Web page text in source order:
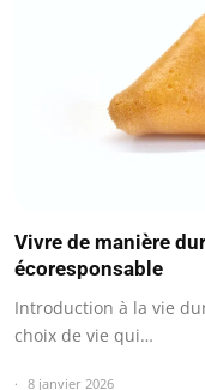
Vivre de manière
écoresponsable
Introduction à la vie
choix de vie qui…
8 janvier 2026